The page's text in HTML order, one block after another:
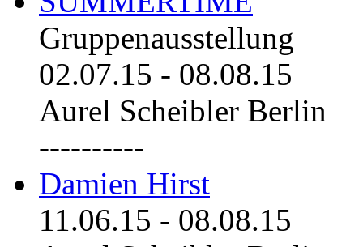
Gruppenausstellung
02.07.15 - 08.08.15
Aurel Scheibler Berlin
----------
Damien Hirst
11.06.15 - 08.08.15